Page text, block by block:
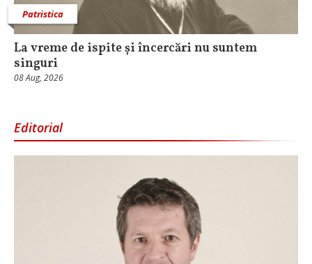
Patristica
La vreme de ispite și încercări nu suntem
singuri
08 Aug, 2026
Editorial